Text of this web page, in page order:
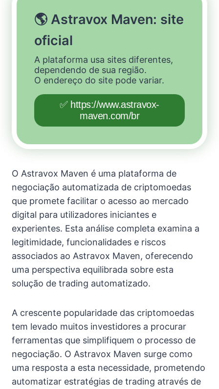
🌎 Astravox Maven: site
oficial
A plataforma usa sites diferentes,
dependendo de sua região.
O endereço do site pode variar.
✅ https://www.astravox-
maven.com/br
O Astravox Maven é uma plataforma de
negociação automatizada de criptomoedas
que promete facilitar o acesso ao mercado
digital para utilizadores iniciantes e
experientes. Esta análise completa examina a
legitimidade, funcionalidades e riscos
associados ao Astravox Maven, oferecendo
uma perspectiva equilibrada sobre esta
solução de trading automatizado.
A crescente popularidade das criptomoedas
tem levado muitos investidores a procurar
ferramentas que simplifiquem o processo de
negociação. O Astravox Maven surge como
uma resposta a esta necessidade, prometendo
automatizar estratégias de trading através de